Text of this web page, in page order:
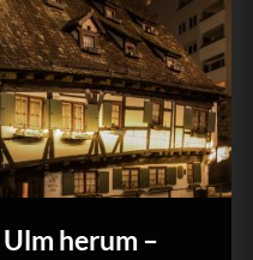
herum –